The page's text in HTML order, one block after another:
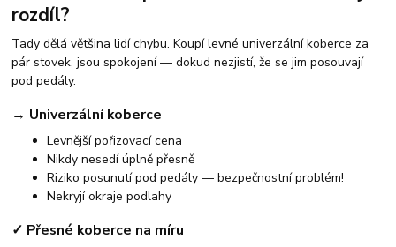
rozdíl?
Tady dělá většina lidí chybu. Koupí levné univerzální koberce za
pár stovek, jsou spokojení — dokud nezjistí, že se jim posouvají
pod pedály.
→ Univerzální koberce
Levnější pořizovací cena
Nikdy nesedí úplně přesně
Riziko posunutí pod pedály — bezpečnostní problém!
Nekryjí okraje podlahy
✓ Přesné koberce na míru